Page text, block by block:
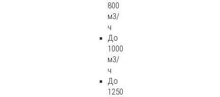
800
м3/
ч
До
1000
м3/
ч
До
1250